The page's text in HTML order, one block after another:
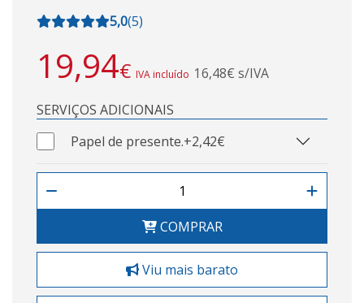
5,0(5)
19,94€ IVA incluído 16,48€ s/IVA
SERVIÇOS ADICIONAIS
Papel de presente.+2,42€
COMPRAR
Viu mais barato